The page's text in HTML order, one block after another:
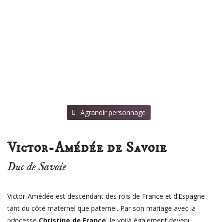
⠀Agrandir personnage
Victor-Amédée de Savoie
Duc de Savoie
Victor-Amédée est descendant des rois de France et d’Espagne
tant du côté maternel que paternel. Par son mariage avec la